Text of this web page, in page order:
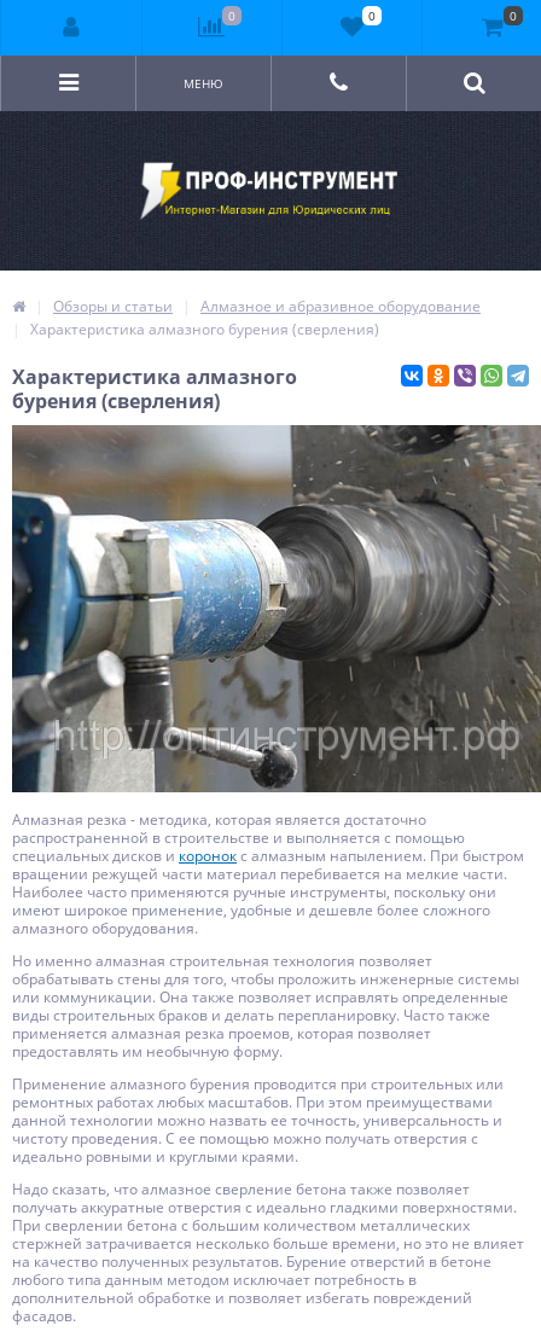
МЕНЮ
Обзоры и статьи
Алмазное и абразивное оборудование
Характеристика алмазного бурения (сверления)
Характеристика алмазного
бурения (сверления)
Алмазная резка - методика, которая является достаточно
распространенной в строительстве и выполняется с помощью
специальных дисков и коронокс алмазным напылением. При быстром
вращении режущей части материал перебивается на мелкие части.
Наиболее часто применяются ручные инструменты, поскольку они
имеют широкое применение, удобные и дешевле более сложного
алмазного оборудования.
Но именно алмазная строительная технология позволяет
обрабатывать стены для того, чтобы проложить инженерные системы
или коммуникации. Она также позволяет исправлять определенные
виды строительных браков и делать перепланировку. Часто также
применяется алмазная резка проемов, которая позволяет
предоставлять им необычную форму.
Применение алмазного бурения проводится при строительных или
ремонтных работах любых масштабов. При этом преимуществами
данной технологии можно назвать ее точность, универсальность и
чистоту проведения. С ее помощью можно получать отверстия с
идеально ровными и круглыми краями.
Надо сказать, что алмазное сверление бетона также позволяет
получать аккуратные отверстия с идеально гладкими поверхностями.
При сверлении бетона с большим количеством металлических
стержней затрачивается несколько больше времени, но это не влияет
на качество полученных результатов. Бурение отверстий в бетоне
любого типа данным методом исключает потребность в
дополнительной обработке и позволяет избегать повреждений
фасадов.
0 0 0